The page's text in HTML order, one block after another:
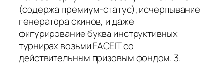
(содержа премиум-статус), исчерпывание
генератора скинов, и даже
фигурирование буква инструктивных
турнирах возьми FACEIT со
действительным призовым фондом. 3.